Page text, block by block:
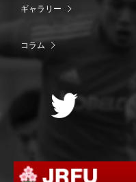
ギャラリー
コラム